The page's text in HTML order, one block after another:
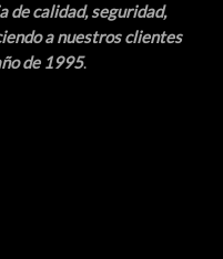
de calidad, seguridad,
a nuestros clientes
de 1995.